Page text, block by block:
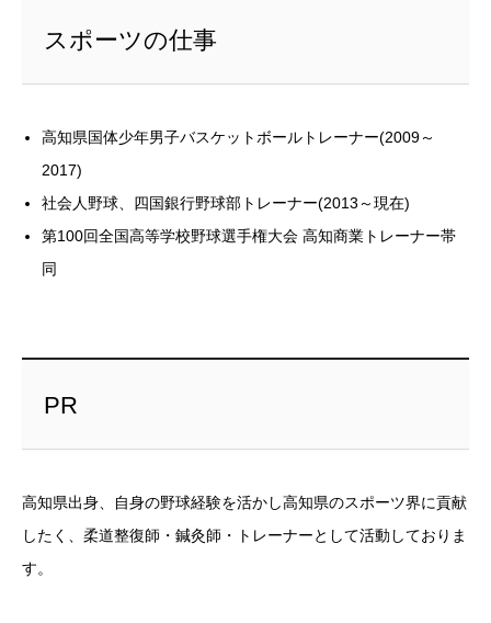
スポーツの仕事
高知県国体少年男子バスケットボールトレーナー(2009～
2017)
社会人野球、四国銀行野球部トレーナー(2013～現在)
第100回全国高等学校野球選手権大会 高知商業トレーナー帯
同
PR
高知県出身、自身の野球経験を活かし高知県のスポーツ界に貢献
したく、柔道整復師・鍼灸師・トレーナーとして活動しておりま
す。